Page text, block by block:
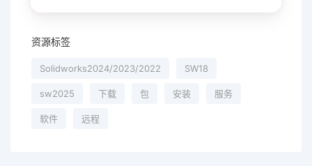
资源标签
Solidworks2024/2023/2022 SW18
sw2025 下载 包 安装 服务
软件 远程